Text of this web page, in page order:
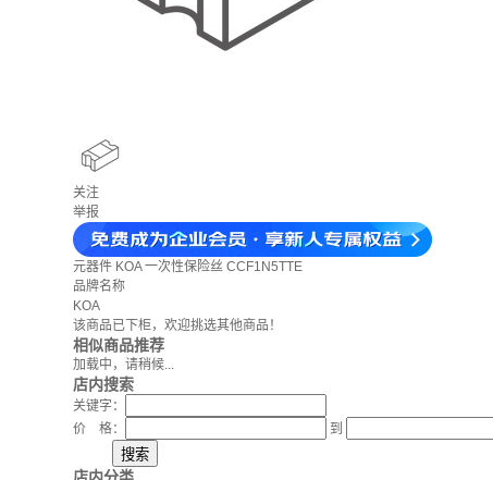
关注
举报
元器件 KOA 一次性保险丝 CCF1N5TTE
品牌名称
KOA
该商品已下柜，欢迎挑选其他商品！
相似商品推荐
加载中，请稍候...
店内搜索
关键字：
价 格：
到